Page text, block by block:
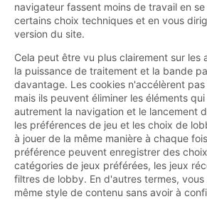
navigateur fassent moins de travail en
certains choix techniques et en vous
version du site.
Cela peut être vu plus clairement sur les
la puissance de traitement et la bande
davantage. Les cookies n'accélèrent
mais ils peuvent éliminer les éléments
autrement la navigation et le lancement
les préférences de jeu et les choix de
à jouer de la même manière à chaque
préférence peuvent enregistrer des
catégories de jeux préférées, les jeux
filtres de lobby. En d'autres termes,
même style de contenu sans avoir à